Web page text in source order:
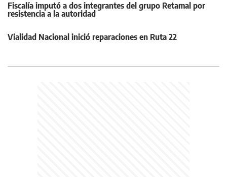
Fiscalía imputó a dos integrantes del grupo Retamal por
resistencia a la autoridad
Vialidad Nacional inició reparaciones en Ruta 22